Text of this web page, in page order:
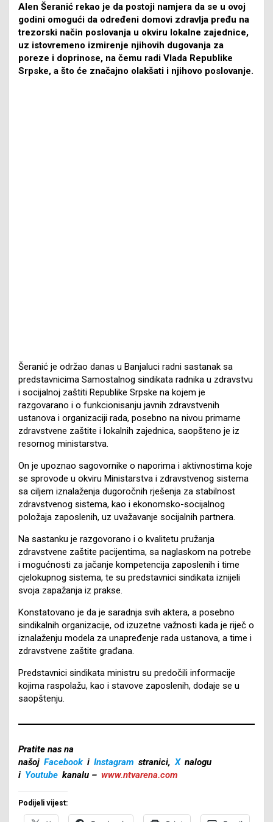
Alen Šeranić rekao je da postoji namjera da se u ovoj
godini omogući da određeni domovi zdravlja pređu na
trezorski način poslovanja u okviru lokalne zajednice,
uz istovremeno izmirenje njihovih dugovanja za
poreze i doprinose, na čemu radi Vlada Republike
Srpske, a što će značajno olakšati i njihovo poslovanje.
Šeranić je održao danas u Banjaluci radni sastanak sa
predstavnicima Samostalnog sindikata radnika u zdravstvu
i socijalnoj zaštiti Republike Srpske na kojem je
razgovarano i o funkcionisanju javnih zdravstvenih
ustanova i organizaciji rada, posebno na nivou primarne
zdravstvene zaštite i lokalnih zajednica, saopšteno je iz
resornog ministarstva.
On je upoznao sagovornike o naporima i aktivnostima koje
se sprovode u okviru Ministarstva i zdravstvenog sistema
sa ciljem iznalaženja dugoročnih rješenja za stabilnost
zdravstvenog sistema, kao i ekonomsko-socijalnog
položaja zaposlenih, uz uvažavanje socijalnih partnera.
Na sastanku je razgovorano i o kvalitetu pružanja
zdravstvene zaštite pacijentima, sa naglaskom na potrebe
i mogućnosti za jačanje kompetencija zaposlenih i time
cjelokupnog sistema, te su predstavnici sindikata iznijeli
svoja zapažanja iz prakse.
Konstatovano je da je saradnja svih aktera, a posebno
sindikalnih organizacije, od izuzetne važnosti kada je riječ o
iznalaženju modela za unapređenje rada ustanova, a time i
zdravstvene zaštite građana.
Predstavnici sindikata ministru su predočili informacije
kojima raspolažu, kao i stavove zaposlenih, dodaje se u
saopštenju.
Pratite nas na
našoj Facebook i Instagram stranici, X nalogu
i Youtube kanalu – www.ntvarena.com
Podijeli vijest: